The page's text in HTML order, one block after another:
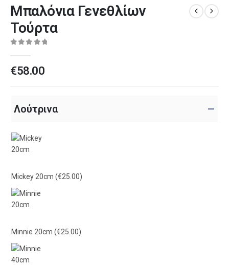
Μπαλόνια Γενεθλίων
Τούρτα
€58.00
Λούτρινα
Mickey 20cm (€25.00)
Minnie 20cm (€25.00)